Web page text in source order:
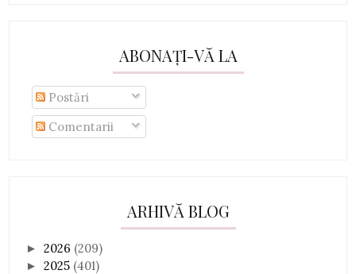
ABONAȚI-VĂ LA
Postări
Comentarii
ARHIVĂ BLOG
►2026 (209)
►2025 (401)